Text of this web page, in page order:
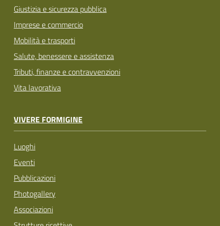
Giustizia e sicurezza pubblica
Imprese e commercio
Mobilità e trasporti
Salute, benessere e assistenza
Tributi, finanze e contravvenzioni
Vita lavorativa
VIVERE FORMIGINE
Luoghi
Eventi
Pubblicazioni
Photogallery
Associazioni